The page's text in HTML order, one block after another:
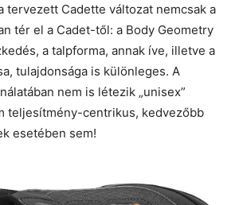
tervezett Cadette változat nemcsak a
tér el a Cadet-től: a Body Geometry
a talpforma, annak íve, illetve a
tulajdonsága is különleges. A
nem is létezik „unisex”
teljesítmény-centrikus, kedvezőbb
esetében sem!